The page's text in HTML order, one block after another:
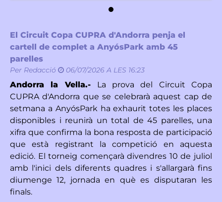
El Circuit Copa CUPRA d'Andorra penja el
cartell de complet a AnyósPark amb 45
parelles
Per Redacció 06/07/2026 A LES 16:23
Andorra la Vella.- La prova del Circuit Copa
CUPRA d'Andorra que se celebrarà aquest cap de
setmana a AnyósPark ha exhaurit totes les places
disponibles i reunirà un total de 45 parelles, una
xifra que confirma la bona resposta de participació
que està registrant la competició en aquesta
edició. El torneig començarà divendres 10 de juliol
amb l'inici dels diferents quadres i s'allargarà fins
diumenge 12, jornada en què es disputaran les
finals.